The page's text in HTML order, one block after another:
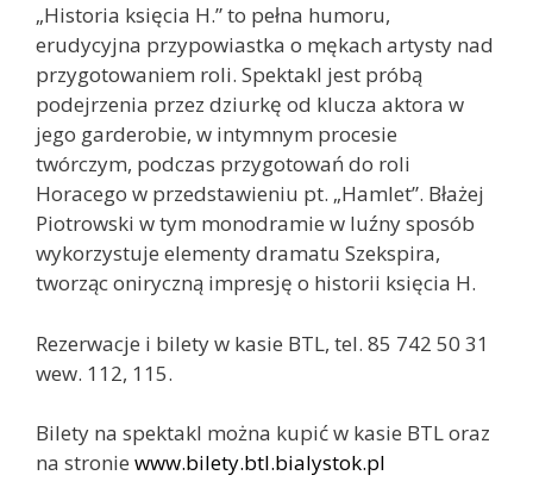
„Historia księcia H.” to pełna humoru,
erudycyjna przypowiastka o mękach artysty nad
przygotowaniem roli. Spektakl jest próbą
podejrzenia przez dziurkę od klucza aktora w
jego garderobie, w intymnym procesie
twórczym, podczas przygotowań do roli
Horacego w przedstawieniu pt. „Hamlet”. Błażej
Piotrowski w tym monodramie w luźny sposób
wykorzystuje elementy dramatu Szekspira,
tworząc oniryczną impresję o historii księcia H.
Rezerwacje i bilety w kasie BTL, tel. 85 742 50 31
wew. 112, 115.
Bilety na spektakl można kupić w kasie BTL oraz
na stronie www.bilety.btl.bialystok.pl